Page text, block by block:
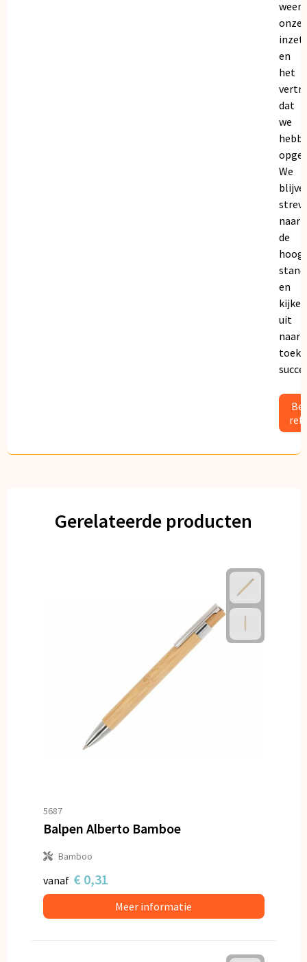
onze
inzet
en
het
dat
we
We
naar
de
en
kijken
uit
naar
Gerelateerde producten
5687
Balpen Alberto Bamboe
Bamboo
vanaf € 0,31
Meer informatie